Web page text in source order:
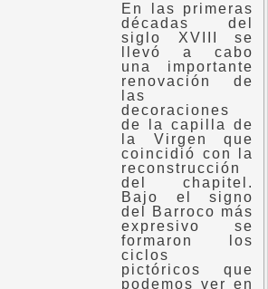
En las primeras
décadas del
siglo XVIII se
llevó a cabo
una importante
renovación de
las
decoraciones
de la capilla de
la Virgen que
coincidió con la
reconstrucción
del chapitel.
Bajo el signo
del Barroco más
expresivo se
formaron los
ciclos
pictóricos que
podemos ver en